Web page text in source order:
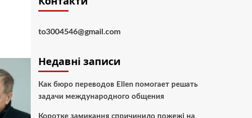
to3004546@gmail.com
Недавні записи
Как бюро переводов Ellen помогает решать
задачи международного общения
Коротке замикання спричинило пожежі на